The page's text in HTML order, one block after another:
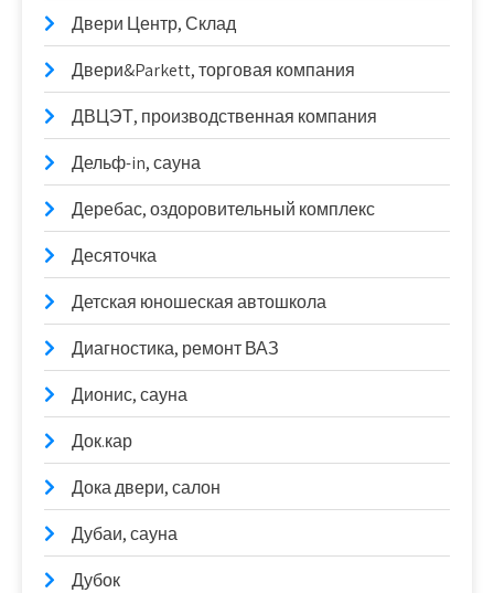
Двери Центр, Склад
Двери&Parkett, торговая компания
ДВЦЭТ, производственная компания
Дельф-in, сауна
Деребас, оздоровительный комплекс
Десяточка
Детская юношеская автошкола
Диагностика, ремонт ВАЗ
Дионис, сауна
Док.кар
Дока двери, салон
Дубаи, сауна
Дубок